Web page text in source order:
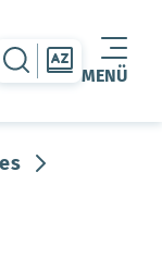
MENÜ
Warenkorb leer
zur Suche-Seite
zur